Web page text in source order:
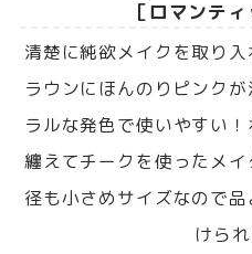
［ロマンテ
清楚に純欲メイクを取り
ラウンにほんのりピンク
ラルな発色で使いやすい
纏えてチークを使ったメ
径も小さめサイズなので
けら